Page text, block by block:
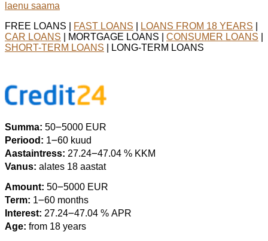
laenu saama
FREE LOANS |
FAST LOANS LOANS FROM 18 YEARS
CAR LOANS | MORTGAGE LOANS | CONSUMER LOANS
SHORT-TERM LOANS | LONG-TERM LOANS
Summa: 50౼5000 EUR
Periood: 1౼60 kuud
Aastaintress: 27.24౼47.04 % KKM
Vanus: alates 18 aastat
Amount: 50౼5000 EUR
Term: 1౼60 months
Interest: 27.24౼47.04 % APR
Age: from 18 years